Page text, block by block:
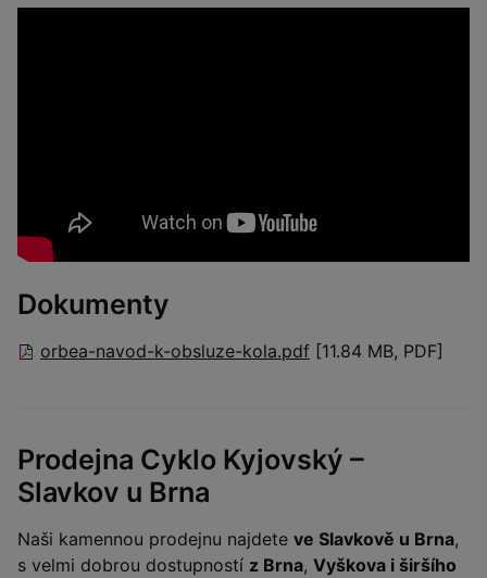
Dokumenty
orbea-navod-k-obsluze-kola.pdf [11.84 MB, PDF]
Prodejna Cyklo Kyjovský –
Slavkov u Brna
Naši kamennou prodejnu najdete ve Slavkově u Brna,
s velmi dobrou dostupností z Brna, Vyškova i širšího